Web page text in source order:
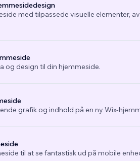
med tilpassede visuelle elementer,
og design til din hjemmeside.
grafik og indhold på en ny Wix-
til at se fantastisk ud på mobile